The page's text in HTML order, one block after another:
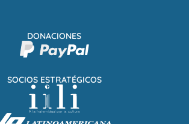
SOCIOS ESTRATÉGICOS
DONACIONES